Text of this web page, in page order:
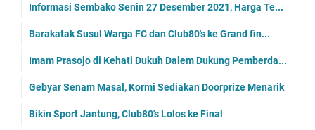
Informasi Sembako Senin 27 Desember 2021, Harga Te...
Barakatak Susul Warga FC dan Club80's ke Grand fin...
Imam Prasojo di Kehati Dukuh Dalem Dukung Pemberda...
Gebyar Senam Masal, Kormi Sediakan Doorprize Menarik
Bikin Sport Jantung, Club80's Lolos ke Final